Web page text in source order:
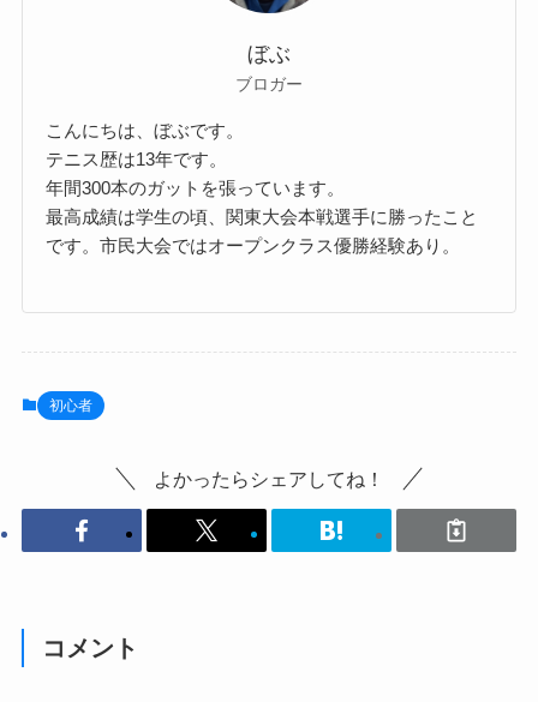
ぼぶ
ブロガー
こんにちは、ぼぶです。
テニス歴は13年です。
年間300本のガットを張っています。
最高成績は学生の頃、関東大会本戦選手に勝ったこと
です。市民大会ではオープンクラス優勝経験あり。
初心者
よかったらシェアしてね！
コメント